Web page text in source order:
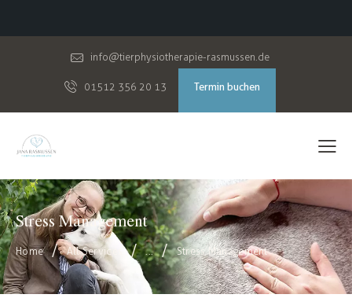
info@tierphysiotherapie-rasmussen.de
01512 356 20 13 Termin buchen
Stress Management
Home All Services ... Stress Management